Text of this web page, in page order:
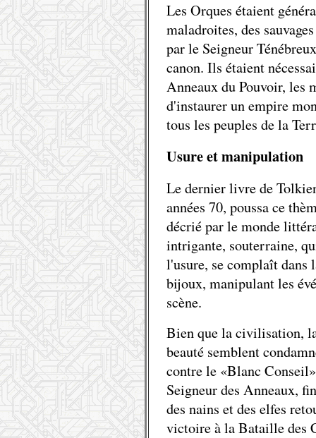
Les Orques étaient
maladroites, des
par le Seigneur
canon. Ils étaient
Anneaux du Pouvoir, les
d'instaurer un empire
tous les peuples de la
Usure et manipulation
Le dernier livre de
années 70, poussa ce
décrié par le monde
intrigante, souterraine,
l'usure, se complaît dans
bijoux, manipulant les
scène.
Bien que la civilisation,
beauté semblent
contre le «Blanc
Seigneur des Anneaux,
des nains et des elfes
victoire à la Bataille des